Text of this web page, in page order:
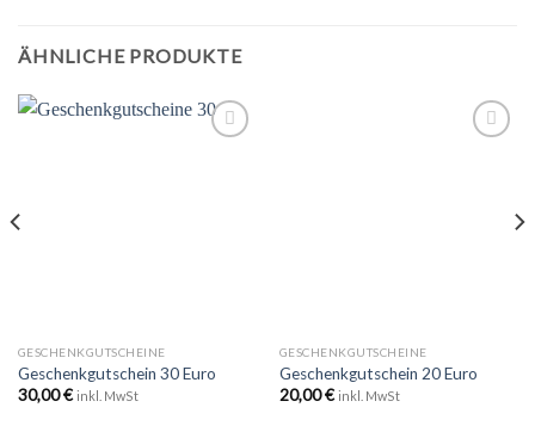
ÄHNLICHE PRODUKTE
GESCHENKGUTSCHEINE
Geschenkgutschein 30 Euro
30,00€ inkl. MwSt
GESCHENKGUTSCHEINE
Geschenkgutschein 20 Euro
20,00€ inkl. MwSt